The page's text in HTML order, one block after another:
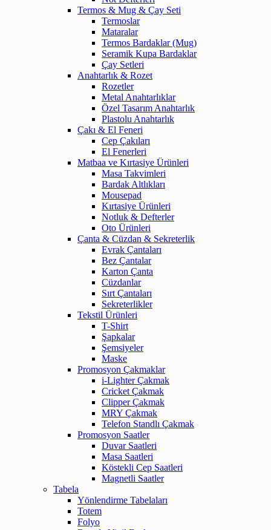
Termos & Mug & Çay Seti
Termoslar
Mataralar
Termos Bardaklar (Mug)
Seramik Kupa Bardaklar
Çay Setleri
Anahtarlık & Rozet
Rozetler
Metal Anahtarlıklar
Özel Tasarım Anahtarlık
Plastolu Anahtarlık
Çakı & El Feneri
Cep Çakıları
El Fenerleri
Matbaa ve Kırtasiye Ürünleri
Masa Takvimleri
Bardak Altlıkları
Mousepad
Kırtasiye Ürünleri
Notluk & Defterler
Oto Ürünleri
Çanta & Cüzdan & Sekreterlik
Evrak Çantaları
Bez Çantalar
Karton Çanta
Cüzdanlar
Sırt Çantaları
Sekreterlikler
Tekstil Ürünleri
T-Shirt
Şapkalar
Şemsiyeler
Maske
Promosyon Çakmaklar
i-Lighter Çakmak
Cricket Çakmak
Clipper Çakmak
MRY Çakmak
Telefon Standlı Çakmak
Promosyon Saatler
Duvar Saatleri
Masa Saatleri
Köstekli Cep Saatleri
Magnetli Saatler
Tabela
Yönlendirme Tabelaları
Totem
Folyo